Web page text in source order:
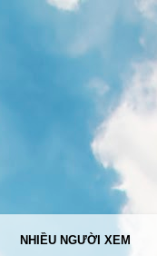
NHIỀU NGƯỜI XEM